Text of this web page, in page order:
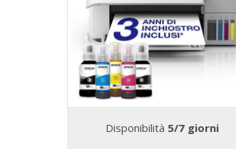
Disponibilità 5/7 giorni